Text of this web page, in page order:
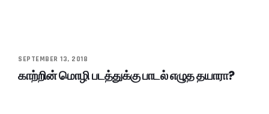
SEPTEMBER 13, 2018
காற்றின் மொழி படத்துக்கு பாடல் எழுத தயாரா?